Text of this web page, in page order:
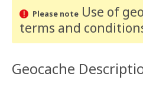
Please noteUse of
terms and
Geocache